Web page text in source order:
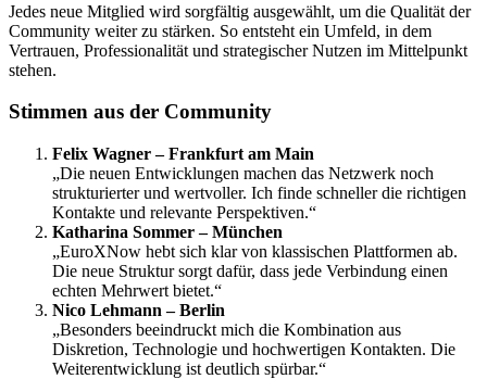
Jedes neue Mitglied wird sorgfältig ausgewählt, um die Qualität der
Community weiter zu stärken. So entsteht ein Umfeld, in dem
Vertrauen, Professionalität und strategischer Nutzen im Mittelpunkt
stehen.
Stimmen aus der Community
Felix Wagner – Frankfurt am Main
„Die neuen Entwicklungen machen das Netzwerk noch
strukturierter und wertvoller. Ich finde schneller die richtigen
Kontakte und relevante Perspektiven.“
Katharina Sommer – München
„EuroXNow hebt sich klar von klassischen Plattformen ab.
Die neue Struktur sorgt dafür, dass jede Verbindung einen
echten Mehrwert bietet.“
Nico Lehmann – Berlin
„Besonders beeindruckt mich die Kombination aus
Diskretion, Technologie und hochwertigen Kontakten. Die
Weiterentwicklung ist deutlich spürbar.“